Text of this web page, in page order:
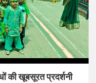
की खूबसूरत प्रदर्शनी